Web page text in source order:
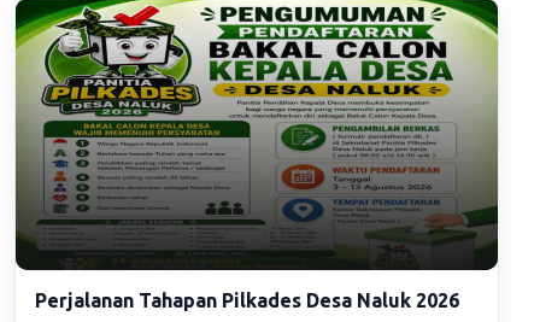
Perjalanan Tahapan Pilkades Desa Naluk 2026